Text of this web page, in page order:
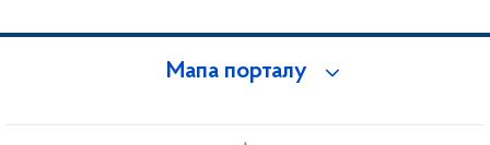
Мапа порталу